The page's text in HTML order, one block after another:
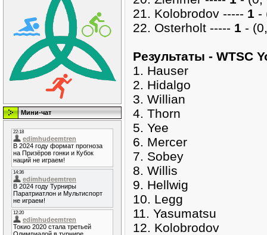
Мини-чат
21. Kolobrodov ----- 1 -
22. Osterholt ----- 1 -
Pезультаты - WTSC
1. Hauser
2. Hidalgo
3. Willian
4. Thorn
5. Yee
6. Mercer
7. Sobey
8. Willis
9. Hellwig
10. Legg
11. Yasumatsu
12. Kolobrodov